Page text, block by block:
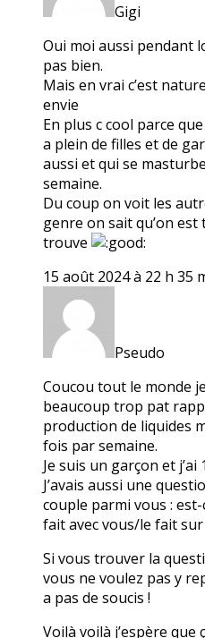
Gigi
Oui moi aussi pendant
pas bien.
Mais en vrai c’est
envie
En plus c cool parce
a plein de filles et de
aussi et qui se
semaine.
Du coup on voit les
genre on sait qu’on est
trouve
15 août 2024 à 22 h 35
Pseudo
Coucou tout le monde
beaucoup trop pat
production de liquides
fois par semaine.
Je suis un garçon et j’ai
J’avais aussi une
couple parmi vous :
fait avec vous/le fait sur
Si vous trouver la
vous ne voulez pas y
a pas de soucis !
Voilà voilà j’espère